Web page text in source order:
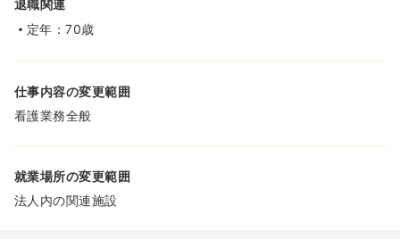
退職関連
定年：70歳
仕事内容の変更範囲
看護業務全般
就業場所の変更範囲
法人内の関連施設